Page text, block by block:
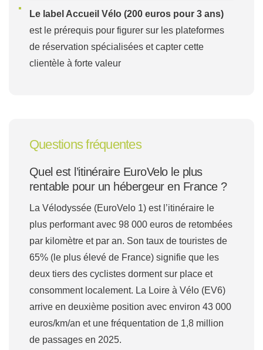
Le label Accueil Vélo (200 euros pour 3 ans)
est le prérequis pour figurer sur les plateformes
de réservation spécialisées et capter cette
clientèle à forte valeur
Questions fréquentes
Quel est l’itinéraire EuroVelo le plus
rentable pour un hébergeur en France ?
La Vélodyssée (EuroVelo 1) est l’itinéraire le
plus performant avec 98 000 euros de retombées
par kilomètre et par an. Son taux de touristes de
65% (le plus élevé de France) signifie que les
deux tiers des cyclistes dorment sur place et
consomment localement. La Loire à Vélo (EV6)
arrive en deuxième position avec environ 43 000
euros/km/an et une fréquentation de 1,8 million
de passages en 2025.